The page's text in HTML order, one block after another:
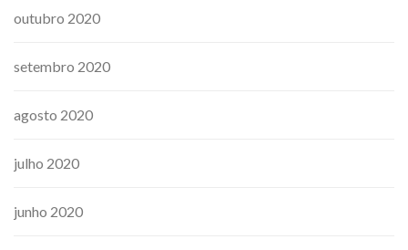
outubro 2020
setembro 2020
agosto 2020
julho 2020
junho 2020